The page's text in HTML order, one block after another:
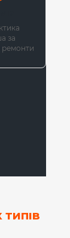
за
ремонти
ТИПІВ